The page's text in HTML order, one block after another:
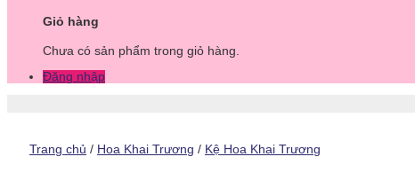
Giỏ hàng
Chưa có sản phẩm trong giỏ hàng.
Đăng nhập
Trang chủ / Hoa Khai Trương / Kệ Hoa Khai Trương